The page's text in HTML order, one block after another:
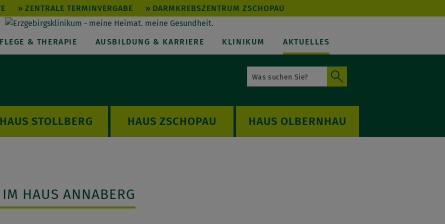
ZENTRALE TERMINVERGABE DARMKREBSZENTRUM ZSCHOPAU
& THERAPIE AUSBILDUNG & KARRIERE KLINIKUM AKTUELLES
STOLLBERG ZSCHOPAU OLBERNHAU
HAUS ANNABERG